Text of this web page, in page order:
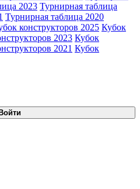
2023 Турнирная таблица
Турнирная таблица 2020
конструкторов 2025 Кубок
2023 Кубок
2021 Кубок
Войти